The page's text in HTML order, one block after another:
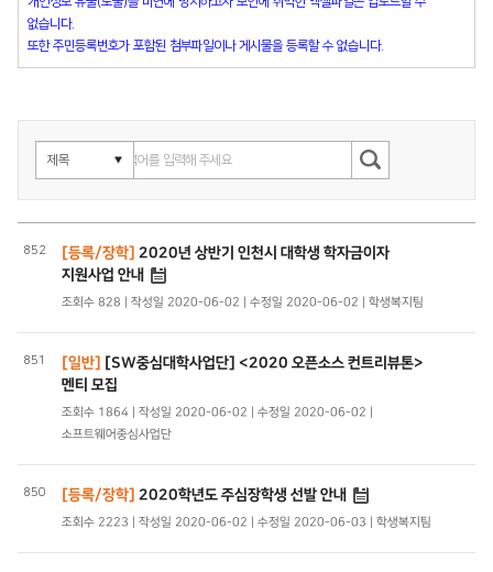
없습니다.
또한 주민등록번호가 포함된 첨부파일이나 게시물을 등록할 수 없습니다.
852 [등록/장학] 2020년 상반기 인천시 대학생 학자금이자
지원사업 안내
조회수 828 | 작성일 2020-06-02 | 수정일 2020-06-02 | 학생복지팀
851 [일반] [SW중심대학사업단] <2020 오픈소스 컨트리뷰톤>
멘티 모집
조회수 1864 | 작성일 2020-06-02 | 수정일 2020-06-02 |
소프트웨어중심사업단
850 [등록/장학] 2020학년도 주심장학생 선발 안내
조회수 2223 | 작성일 2020-06-02 | 수정일 2020-06-03 | 학생복지팀